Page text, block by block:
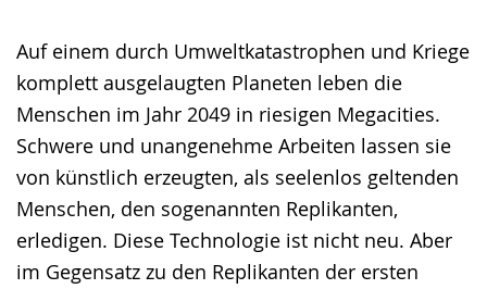
Auf einem durch Umweltkatastrophen und Kriege
komplett ausgelaugten Planeten leben die
Menschen im Jahr 2049 in riesigen Megacities.
Schwere und unangenehme Arbeiten lassen sie
von künstlich erzeugten, als seelenlos geltenden
Menschen, den sogenannten Replikanten,
erledigen. Diese Technologie ist nicht neu. Aber
im Gegensatz zu den Replikanten der ersten